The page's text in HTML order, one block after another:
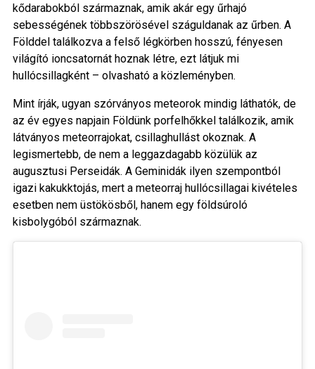
kődarabokból származnak, amik akár egy űrhajó
sebességének többszörösével száguldanak az űrben. A
Földdel találkozva a felső légkörben hosszú, fényesen
világító ioncsatornát hoznak létre, ezt látjuk mi
hullócsillagként – olvasható a közleményben.
Mint írják, ugyan szórványos meteorok mindig láthatók, de
az év egyes napjain Földünk porfelhőkkel találkozik, amik
látványos meteorrajokat, csillaghullást okoznak. A
legismertebb, de nem a leggazdagabb közülük az
augusztusi Perseidák. A Geminidák ilyen szempontból
igazi kakukktojás, mert a meteorraj hullócsillagai kivételes
esetben nem üstökösből, hanem egy földsúroló
kisbolygóból származnak.